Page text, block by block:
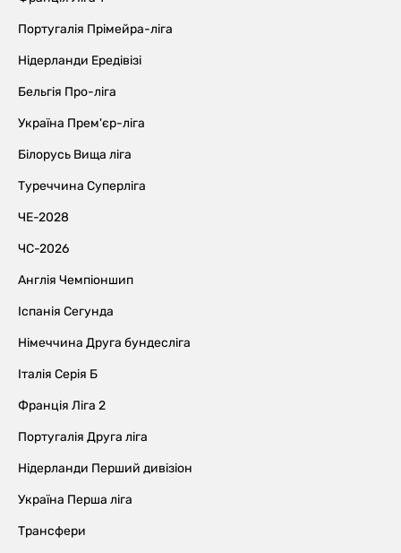
Португалія Прімейра-ліга
Нідерланди Ередівізі
Бельгія Про-ліга
Україна Прем'єр-ліга
Білорусь Вища ліга
Туреччина Суперліга
ЧЕ-2028
ЧС-2026
Англія Чемпіоншип
Іспанія Сегунда
Німеччина Друга бундесліга
Італія Серія Б
Франція Ліга 2
Португалія Друга ліга
Нідерланди Перший дивізіон
Україна Перша ліга
Трансфери